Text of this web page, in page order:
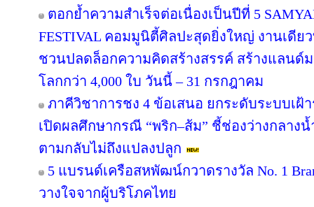
ตอกย้ำความสำเร็จต่อเนื่องเป็นปีที่ 5
FESTIVAL คอมมูนิตี้ศิลปะสุดยิ่งใหญ่ งานเดี
ชวนปลดล็อกความคิดสร้างสรรค์ สร้างแลนด์
โลกกว่า 4,000 ใบ วันนี้ – 31 กรกฎาคม
ภาคีวิชาการชง 4 ข้อเสนอ ยกระดับระบบเฝ้
เปิดผลศึกษากรณี “พริก–ส้ม” ชี้ช่องว่างกลาง
ตามกลับไม่ถึงแปลงปลูก
5 แบรนด์เครือสหพัฒน์กวาดรางวัล No. 1
วางใจจากผู้บริโภคไทย